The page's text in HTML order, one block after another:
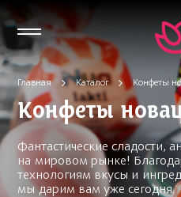
Главная Каталог Конфеты
Конфеты
Фантастические сладости,
на мировом рынке!
технологиям вкусы и
мы дарим вам уже сегодня.